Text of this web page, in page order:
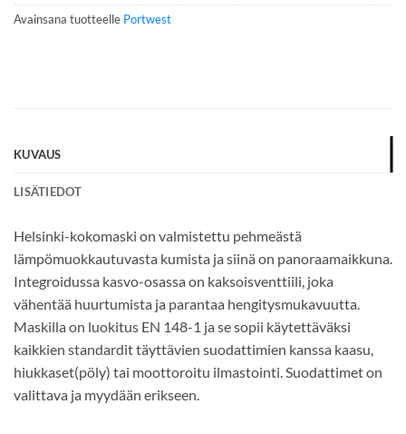
e
r
Avainsana tuotteelle Portwest
KUVAUS
LISÄTIEDOT
Helsinki-kokomaski on valmistettu pehmeästä
lämpömuokkautuvasta kumista ja siinä on panoraamaikkuna.
Integroidussa kasvo-osassa on kaksoisventtiili, joka
vähentää huurtumista ja parantaa hengitysmukavuutta.
Maskilla on luokitus EN 148-1 ja se sopii käytettäväksi
kaikkien standardit täyttävien suodattimien kanssa kaasu,
hiukkaset(pöly) tai moottoroitu ilmastointi. Suodattimet on
valittava ja myydään erikseen.